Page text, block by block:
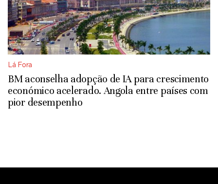
Lá Fora
BM aconselha adopção de IA para crescimento
económico acelerado. Angola entre países com
pior desempenho